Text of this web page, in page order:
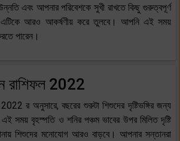
এবং আপনার পরিবেশকে সুখী রাখতে কিছু গুরুত্বপূর্ণ
এটিকে আরও আকর্ষণীয় করে তুলবে। আপনি এই সময়
পারেন।
রাশিফল 2022
র অনুসারে, বছরের শুরুটা শিশুদের দৃষ্টিভঙ্গির জন্য
সময় বৃহস্পতি ও শনির পঞ্চম ভাবের উপর মিলিত দৃষ্টি
শিশুদের মনোযোগ আরও বাড়বে। আপনার সন্তানরা